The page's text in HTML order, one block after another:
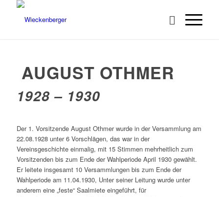
AUGUST OTHMER
1928 – 1930
Der 1. Vorsitzende August Othmer wurde in der Versammlung am
22.08.1928 unter 6 Vorschlägen, das war in der
Vereinsgeschichte einmalig, mit 15 Stimmen mehrheitlich zum
Vorsitzenden bis zum Ende der Wahlperiode April 1930 gewählt.
Er leitete insgesamt 10 Versammlungen bis zum Ende der
Wahlperiode am 11.04.1930, Unter seiner Leitung wurde unter
anderem eine „feste“ Saalmiete eingeführt, für